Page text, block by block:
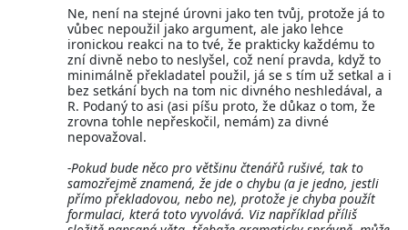
Ne, není na stejné úrovni jako ten tvůj, protože já to
vůbec nepoužil jako argument, ale jako lehce
ironickou reakci na to tvé, že prakticky každému to
zní divně nebo to neslyšel, což není pravda, když to
minimálně překladatel použil, já se s tím už setkal a i
bez setkání bych na tom nic divného neshledával, a
R. Podaný to asi (asi píšu proto, že důkaz o tom, že
zrovna tohle nepřeskočil, nemám) za divné
nepovažoval.
-Pokud bude něco pro většinu čtenářů rušivé, tak to
samozřejmě znamená, že jde o chybu (a je jedno, jestli
přímo překladovou, nebo ne), protože je chyba použít
formulaci, která toto vyvolává. Viz například příliš